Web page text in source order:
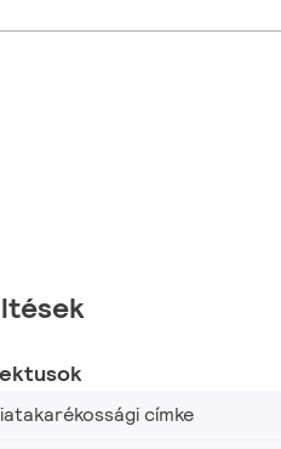
címke